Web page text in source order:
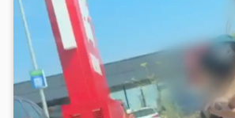
Pokretanje videa...